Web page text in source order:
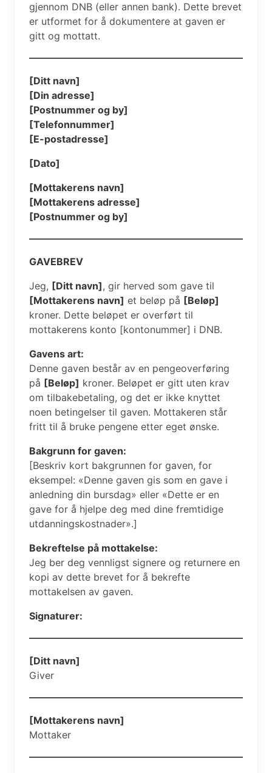
gjennom DNB (eller annen bank). Dette brevet
er utformet for å dokumentere at gaven er
gitt og mottatt.
[Ditt navn]
[Din adresse]
[Postnummer og by]
[Telefonnummer]
[E-postadresse]
[Dato]
[Mottakerens navn]
[Mottakerens adresse]
[Postnummer og by]
GAVEBREV
Jeg, [Ditt navn], gir herved som gave til
[Mottakerens navn] et beløp på [Beløp]
kroner. Dette beløpet er overført til
mottakerens konto [kontonummer] i DNB.
Gavens art:
Denne gaven består av en pengeoverføring
på [Beløp] kroner. Beløpet er gitt uten krav
om tilbakebetaling, og det er ikke knyttet
noen betingelser til gaven. Mottakeren står
fritt til å bruke pengene etter eget ønske.
Bakgrunn for gaven:
[Beskriv kort bakgrunnen for gaven, for
eksempel: «Denne gaven gis som en gave i
anledning din bursdag» eller «Dette er en
gave for å hjelpe deg med dine fremtidige
utdanningskostnader».]
Bekreftelse på mottakelse:
Jeg ber deg vennligst signere og returnere en
kopi av dette brevet for å bekrefte
mottakelsen av gaven.
Signaturer:
[Ditt navn]
Giver
[Mottakerens navn]
Mottaker